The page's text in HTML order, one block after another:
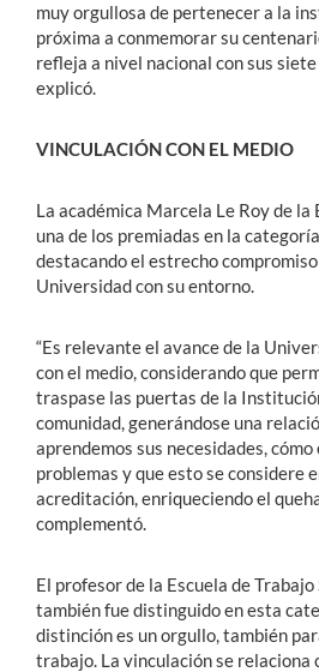
muy orgullosa de pertenecer a la
próxima a conmemorar su
refleja a nivel nacional con sus siete
explicó.
VINCULACIÓN CON EL MEDIO
La académica Marcela Le Roy de la
una de los premiadas en la
destacando el estrecho
Universidad con su entorno.
“Es relevante el avance de la
con el medio, considerando que
traspase las puertas de la
comunidad, generándose una
aprendemos sus necesidades,
problemas y que esto se considere
acreditación, enriqueciendo el
complementó.
El profesor de la Escuela de
también fue distinguido en esta
distinción es un orgullo, también
trabajo. La vinculación se relaciona